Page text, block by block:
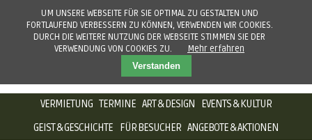
NAVIGATION
VERMIETUNG TERMINE ART & DESIGN
EVENTS & KULTUR
GEIST & GESCHICHTE
FÜR BESUCHER ANGEBOTE & AKTIONEN
UM UNSERE WEBSEITE FÜR SIE OPTIMAL ZU GESTALTEN UND
FORTLAUFEND VERBESSERN ZU KÖNNEN, VERWENDEN WIR COOKIES.
DURCH DIE WEITERE NUTZUNG DER WEBSEITE STIMMEN SIE DER
VERWENDUNG VON COOKIES ZU.
Mehr erfahren
Verstanden